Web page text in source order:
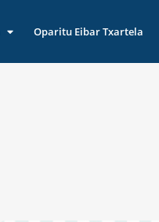
Oparitu Eibar Txartela